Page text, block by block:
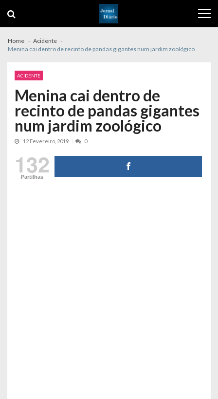
navigation
content
Home
Acidente
Menina cai dentro de recinto de pandas gigantes num jardim zoológico
ACIDENTE
Menina cai dentro de
recinto de pandas gigantes
num jardim zoológico
12 Fevereiro, 2019 0
132
Partilhas